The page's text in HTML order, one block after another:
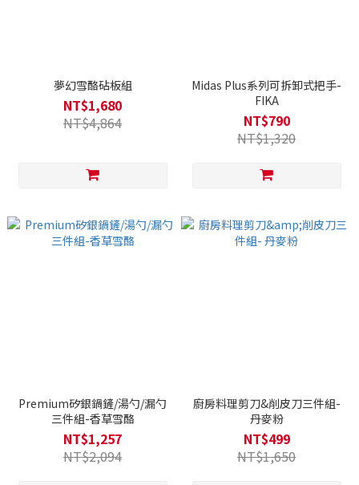
夢幻雪酪砧板組
NT$1,680
NT$4,864
Midas Plus系列可拆卸式把手-
FIKA
NT$790
NT$1,320
Premium矽銀鍋鏟/湯勺/漏勺
三件組-香草雪酪
NT$1,257
NT$2,094
廚房料理剪刀&削皮刀三件組-
丹麥粉
NT$499
NT$1,650